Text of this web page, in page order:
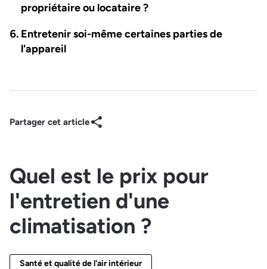
propriétaire ou locataire ?
Entretenir soi-même certaines parties de
l'appareil
Partager cet article
Quel est le prix pour
l'entretien d'une
climatisation ?
Santé et qualité de l'air intérieur